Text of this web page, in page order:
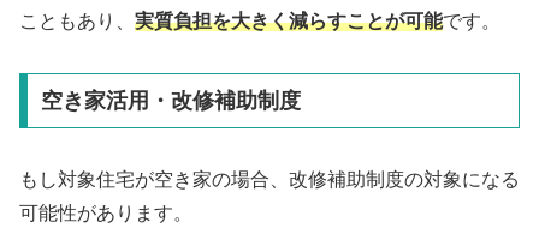
こともあり、 実質負担を大きく減らすことが可能です。
空き家活用・改修補助制度
もし対象住宅が空き家の場合、改修補助制度の対象になる
可能性があります。